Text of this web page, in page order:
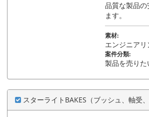
品質な製品
ます。
素材:
エンジニア
案件分類:
製品を売りた
スターライトBAKES（ブッシュ、軸受